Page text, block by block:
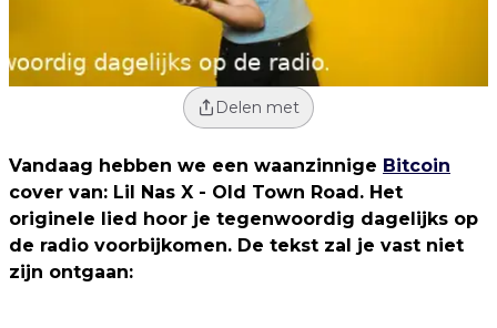
Delen met
Vandaag hebben we een waanzinnige Bitcoin
cover van: Lil Nas X - Old Town Road. Het
originele lied hoor je tegenwoordig dagelijks op
de radio voorbijkomen. De tekst zal je vast niet
zijn ontgaan: